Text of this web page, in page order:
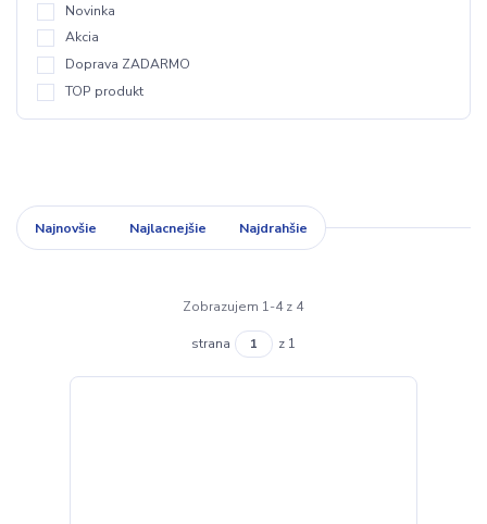
Novinka
Akcia
Doprava ZADARMO
TOP produkt
Najnovšie Najlacnejšie Najdrahšie
Zobrazujem 1-4 z 4
strana z 1